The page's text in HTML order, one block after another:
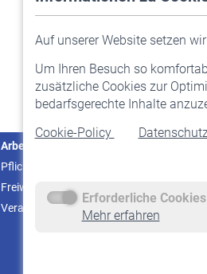
Auf unserer Website setzen
Um Ihren Besuch so
zusätzliche Cookies zur
bedarfsgerechte Inhalte
Cookie-Policy
Erforderliche
Mehr erfahren
Arbeitgeber
Pflichtversicherung
Freiwillige Versicherung
Veranstaltungen